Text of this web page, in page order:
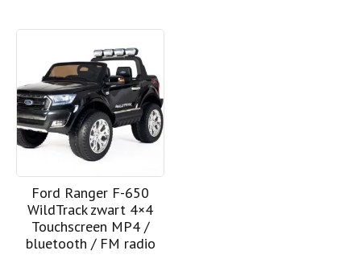
Ford Ranger F-650
WildTrack zwart 4×4
Touchscreen MP4 /
bluetooth / FM radio